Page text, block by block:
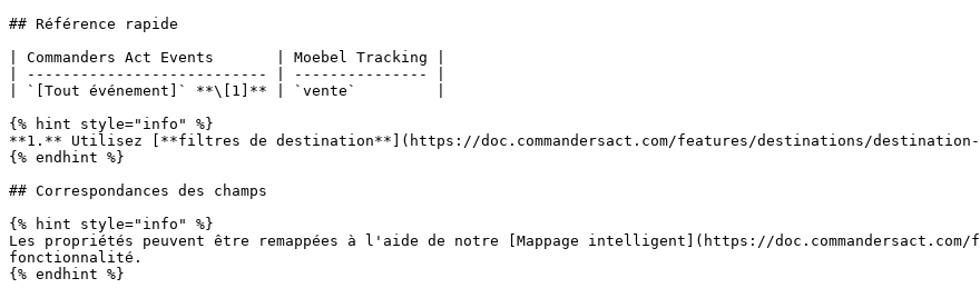
## Référence rapide
| Commanders Act Events       | Moebel Tracking |
| --------------------------- | --------------- |
| `[Tout événement]` **\[1]** | `vente`         |
{% hint style="info" %}
**1.** Utilisez [**filtres de destination**](https://doc.commandersact.com/features/destinations/
{% endhint %}
## Correspondances des champs
{% hint style="info" %}
Les propriétés peuvent être remappées à l'aide de notre [Mappage intelligent](https://doc.commandersact.com/
fonctionnalité.
{% endhint %}